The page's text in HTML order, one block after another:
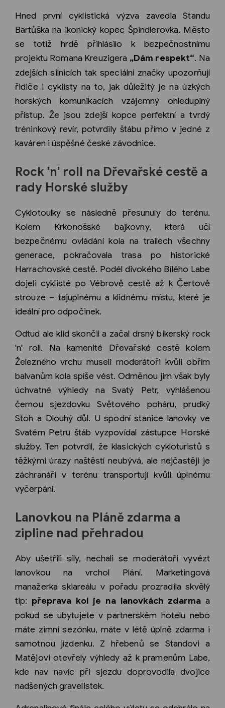
Hned první cyklistická výzva zavedla Standu
Bartůška na ikonický kopec Špindlerovka. Město
se totiž hrdě přihlásilo k bezpečnostnímu
projektu Romana Kreuzigera „Dám respekt“. Na
zdejších silnicích tak speciální značky upozorňují
řidiče i cyklisty na to, jak důležitý je na úzkých
horských komunikacích vzájemný ohleduplný
přístup. Že jsou zdejší kopce perfektní a tvrdý
tréninkový revír, potvrdily štábu přímo v jedné z
kaváren i úspěšné české závodnice.
Rock 'n' roll na Dřevařské cestě a
rady Horské služby
Cyklotoulky se následně přesunuly do terénu.
Kolem Krkonošské bajkovny, která učí
bezpečnému ovládání kola na trailech všechny
generace, pokračovala trasa po historické
Harrachovské cestě. Podél divokého Bílého Labe
dojeli cyklisté po Vébrově cestě až k Čertově
strouze – tajuplnému a klidnému místu, které je
ideální pro odpočinek.
Odtud ale klid skončil a začal drsný bikerský rock
'n' roll. Na kamenité Dřevařské cestě kolem
Železného vrchu museli moderátoři kvůli obřím
balvanům kola spíše vést. Odměnou jim však byly
úchvatné výhledy na Svatý Petr, vyhlášenou
černou sjezdovku Světového poháru, prudký
Stoh a Dlouhý důl. U spodní stanice lanovky ve
Svatém Petru štáb vyzpovídal zástupce Horské
služby. Ten potvrdil, že klasických cykloturistů s
těžkými úrazy naštěstí neubývá, ale nejčastěji je
záchranáři v terénu transportují kvůli úplnému
vyčerpání.
Lanovkou na Pláně zdarma a
zipline nad přehradou
Aby ušetřili síly, nechali se moderátoři vyvézt
lanovkou na vrchol Plání. Marketingová
manažerka skiareálu v pořadu prozradila skvělý
tip: přeprava kol je na lanovkách zdarmaa
pokud se ubytujete v partnerském hotelu nebo
máte zimní sezónku, máte v létě úplně zdarma i
samotnou jízdenku. Z hřebenů se Standovi a
Matějovi otevřely výhledy až k pramenům Labe,
kde nav navíc při sjezdu doprovodila dvojice
nadšených gravelistek.